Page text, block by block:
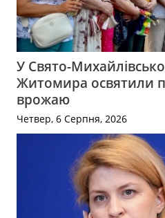
У Свято-
Житомира освятили
врожаю
Четвер, 6 Серпня, 2026